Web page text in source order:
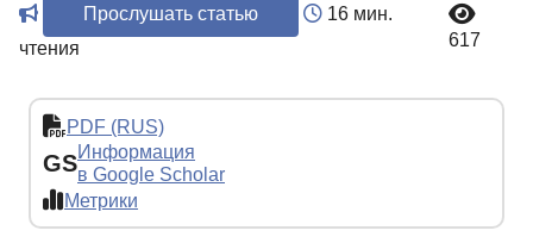
Прослушать статью
16 мин.
чтения
617
PDF (RUS)
GSИнформация
в Google Scholar
Метрики